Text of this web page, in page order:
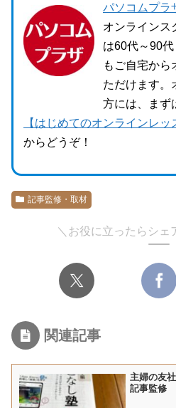
パソコムプラ
オンラインス
は60代～90
もご自宅から
ただけます。
方には、まず
【はじめてのオンラインレッ
からどうぞ！
記事監修・取材
＼お役に立ったらシェ
関連記事
主婦の友
記事監修